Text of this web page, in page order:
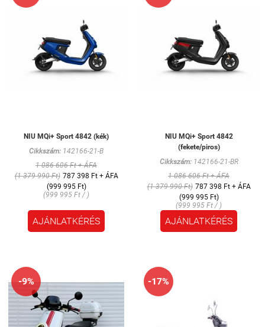
NIU MQi+ Sport 4842 (kék)
Cikkszám: 142166-21-B
1 086 606 Ft + ÁFA
(1 379 990 Ft) 787 398 Ft + ÁFA
(999 995 Ft)
(999 995 Ft / )
AJÁNLATKÉRÉS
NIU MQi+ Sport 4842
(fekete/piros)
Cikkszám:142166-21-BR
1 086 606 Ft + ÁFA
(1 379 990 Ft) 787 398 Ft + ÁFA
(999 995 Ft)
(999 995 Ft / )
AJÁNLATKÉRÉS
-9% -17%